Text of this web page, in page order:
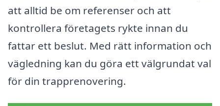
att alltid be om referenser och att
kontrollera företagets rykte innan du
fattar ett beslut. Med rätt information och
vägledning kan du göra ett välgrundat val
för din trapprenovering.